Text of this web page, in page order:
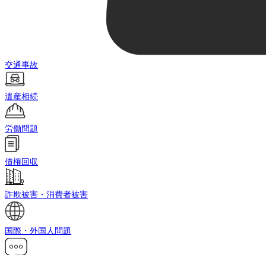
交通事故
遺産相続
労働問題
債権回収
詐欺被害・消費者被害
国際・外国人問題